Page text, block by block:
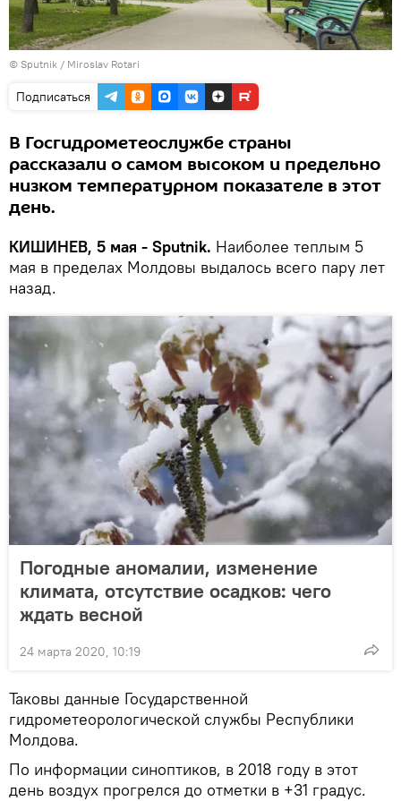
© Sputnik / Miroslav Rotari
Подписаться
В Госгидрометеослужбе страны
рассказали о самом высоком и предельно
низком температурном показателе в этот
день.
КИШИНЕВ, 5 мая - Sputnik. Наиболее теплым 5
мая в пределах Молдовы выдалось всего пару лет
назад.
Погодные аномалии, изменение
климата, отсутствие осадков: чего
ждать весной
24 марта 2020, 10:19
Таковы данные Государственной
гидрометеорологической службы Республики
Молдова.
По информации синоптиков, в 2018 году в этот
день воздух прогрелся до отметки в +31 градус.